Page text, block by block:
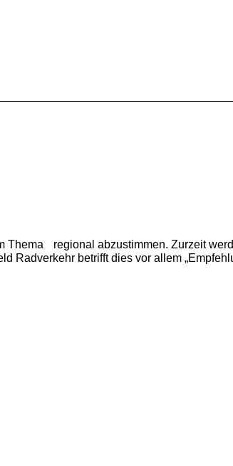
regional abzustimmen. Zurzeit
Radverkehr betrifft dies vor allem